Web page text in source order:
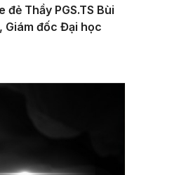
Thầy PGS.TS Bùi
đốc Đại học